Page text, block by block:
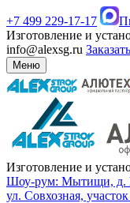
+7 499 229-17-17
Изготовление и
info@alexsg.ru
Меню
Изготовление и
Шоу-рум: Мытищи, д.
ул. Совхозная,